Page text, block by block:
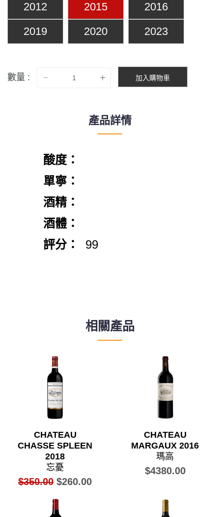
2012 2015
2016
2019
2020 2023
數量 : 加入購物車
產品詳情
酸度：
單寧：
酒精：
酒體：
評分：
99
相關產品
CHATEAU
CHASSE SPLEEN
2018
忘憂
$350.00 $260.00
CHATEAU
MARGAUX 2016
瑪高
$4380.00